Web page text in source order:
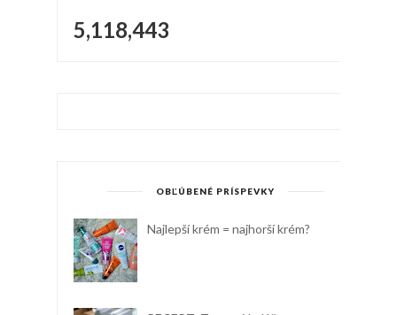
5,118,443
OBĽÚBENÉ PRÍSPEVKY
Najlepší krém = najhorší krém?